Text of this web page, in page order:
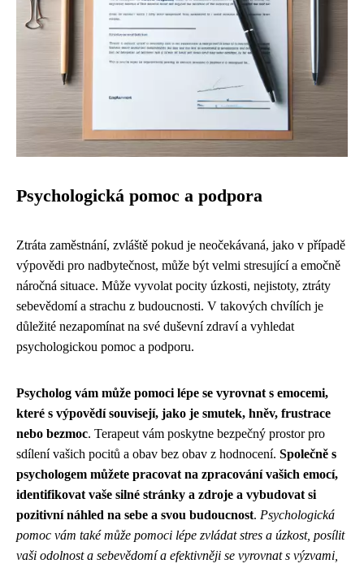
Psychologická pomoc a podpora
Ztráta zaměstnání, zvláště pokud je neočekávaná, jako v případě
výpovědi pro nadbytečnost, může být velmi stresující a emočně
náročná situace. Může vyvolat pocity úzkosti, nejistoty, ztráty
sebevědomí a strachu z budoucnosti. V takových chvílích je
důležité nezapomínat na své duševní zdraví a vyhledat
psychologickou pomoc a podporu.
Psycholog vám může pomoci lépe se vyrovnat s emocemi,
které s výpovědí souvisejí, jako je smutek, hněv, frustrace
nebo bezmoc. Terapeut vám poskytne bezpečný prostor pro
sdílení vašich pocitů a obav bez obav z hodnocení. Společně s
psychologem můžete pracovat na zpracování vašich emocí,
identifikovat vaše silné stránky a zdroje a vybudovat si
pozitivní náhled na sebe a svou budoucnost. Psychologická
pomoc vám také může pomoci lépe zvládat stres a úzkost, posílit
vaši odolnost a sebevědomí a efektivněji se vyrovnat s výzvami,